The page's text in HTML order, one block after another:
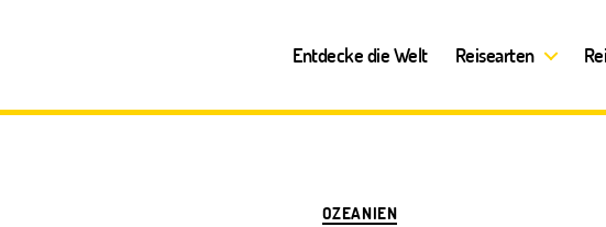
Entdecke die Welt Reisearten
Kategorien
OZEANIEN